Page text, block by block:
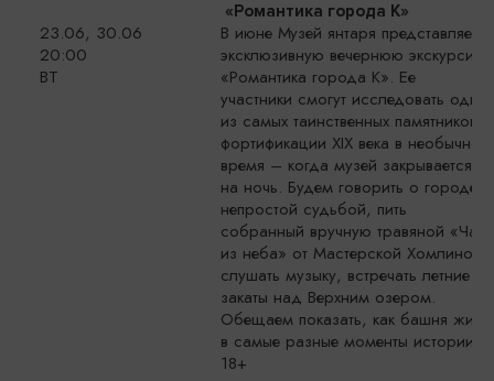
23.06, 30.06
20:00
ВТ
«Романтика города К»
В июне Музей янтаря представляет
эксклюзивную вечернюю экскурсию
«Романтика города К». Ее
участники смогут исследовать один
из самых таинственных памятников
фортификации XIX века в необычное
время – когда музей закрывается
на ночь. Будем говорить о городе с
непростой судьбой, пить
собранный вручную травяной «Чай
из неба» от Мастерской Хомлинов,
слушать музыку, встречать летние
закаты над Верхним озером.
Обещаем показать, как башня жила
в самые разные моменты истории.
18+